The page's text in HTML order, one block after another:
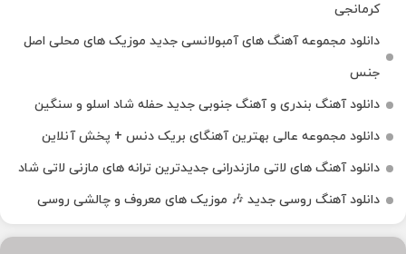
کرمانجی
دانلود مجموعه آهنگ های آمبولانسی جدید موزیک های محلی اصل
جنس
دانلود آهنگ بندری و آهنگ جنوبی جدید حفله شاد اسلو و سنگین
دانلود مجموعه عالی بهترین آهنگای بریک دنس + پخش آنلاین
دانلود آهنگ‌ های لاتی مازندرانی جدیدترین ترانه های مازنی لاتی شاد
دانلود آهنگ روسی جدید 🎶 موزیک‌ های معروف و چالشی روسی